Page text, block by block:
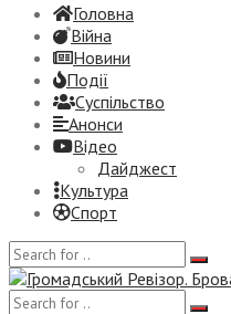
Головна
Війна
Новини
Події
Суспiльство
Анонси
Відео
Дайджест
Культура
Спорт